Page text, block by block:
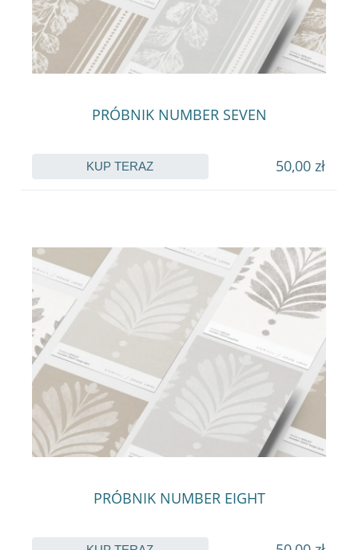
PRÓBNIK NUMBER SEVEN
50,00 zł
KUP TERAZ
PRÓBNIK NUMBER EIGHT